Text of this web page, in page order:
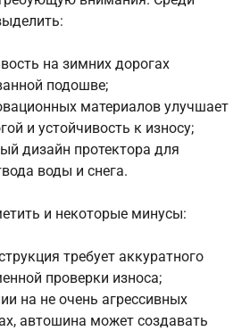
на зимних дорогах
подошве;
материалов улучшает
и устойчивость к износу;
дизайн протектора для
воды и снега.
и некоторые минусы:
требует аккуратного
проверки износа;
на не очень агрессивных
автошина может создавать